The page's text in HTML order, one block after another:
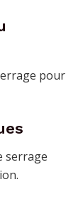
pour
serrage